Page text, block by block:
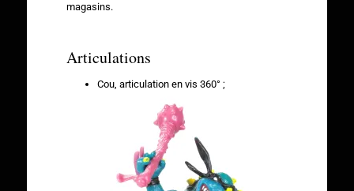
magasins.
Articulations
Cou, articulation en vis 360° ;